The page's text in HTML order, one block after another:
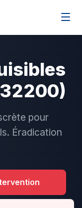
pour
Éradication